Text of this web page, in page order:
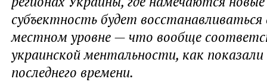
субъектность будет
местном уровне — что вообще
украинской ментальности, как
последнего времени.